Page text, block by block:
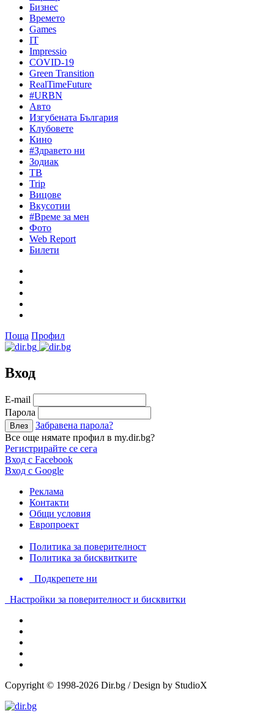
Бизнес
Времето
Games
IT
Impressio
COVID-19
Green Transition
RealTimeFuture
#URBN
Авто
Изгубената България
Клубовете
Кино
#Здравето ни
Зодиак
ТВ
Trip
Вицове
Вкусотии
#Време за мен
Фото
Web Report
Билети
Поща Профил
Вход
Е-mail
Парола
Забравена парола?
Все още нямате профил в my.dir.bg?
Регистрирайте се сега
Вход с Facebook
Вход с Google
Реклама
Контакти
Общи условия
Европроект
Политика за поверителност
Политика за бисквитките
Подкрепете ни
Настройки за поверителност и бисквитки
Copyright © 1998-2026 Dir.bg / Design by StudioX